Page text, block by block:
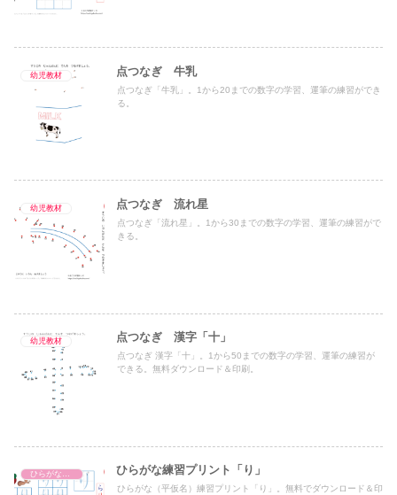
幼児教材 点つなぎ 牛乳
点つなぎ「牛乳」。1から20までの数字の学習、運筆の練習ができ
る。
幼児教材 点つなぎ 流れ星
点つなぎ「流れ星」。1から30までの数字の学習、運筆の練習がで
きる。
幼児教材 点つなぎ 漢字「十」
点つなぎ 漢字「十」。1から50までの数字の学習、運筆の練習が
できる。無料ダウンロード＆印刷。
ひらがな練習プリント ひらがな練習プリント「り」
ひらがな（平仮名）練習プリント「り」。無料でダウンロード＆印